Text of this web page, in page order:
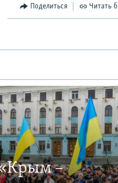
Поделиться Читать
–